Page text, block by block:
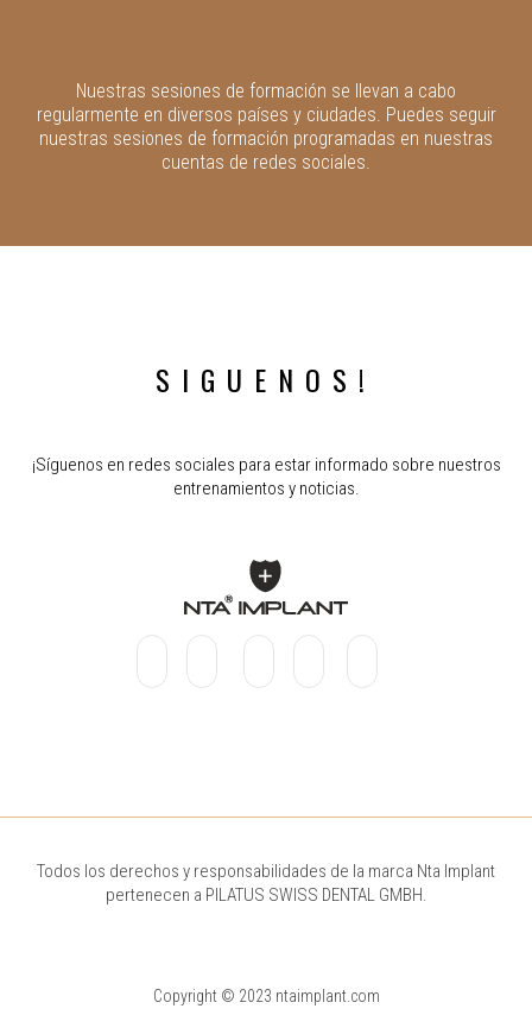
Nuestras sesiones de formación se llevan a cabo
regularmente en diversos países y ciudades. Puedes seguir
nuestras sesiones de formación programadas en nuestras
cuentas de redes sociales.
SIGUENOS!
¡Síguenos en redes sociales para estar informado sobre nuestros
entrenamientos y noticias.
Todos los derechos y responsabilidades de la marca Nta Implant
pertenecen a PILATUS SWISS DENTAL GMBH.
Copyright © 2023 ntaimplant.com